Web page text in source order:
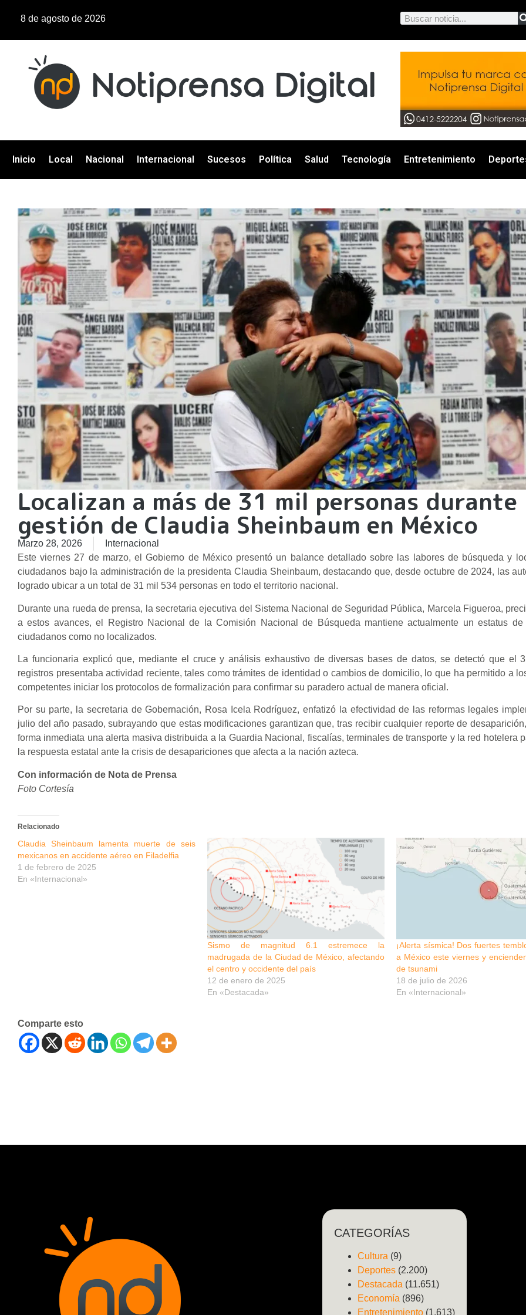
8 de agosto de 2026
Inicio Local Nacional Internacional Sucesos Política Salud Tecnología Entretenimiento
Localizan a más de 31 mil personas durante
gestión de Claudia Sheinbaum en México
Marzo 28, 2026
Internacional
​Este viernes 27 de marzo, el Gobierno de México presentó un balance detallado sobre las labores de búsqueda y
ciudadanos bajo la administración de la presidenta Claudia Sheinbaum, destacando que, desde octubre de 2024, las
logrado ubicar a un total de 31 mil 534 personas en todo el territorio nacional.
Durante una rueda de prensa, la secretaria ejecutiva del Sistema Nacional de Seguridad Pública, Marcela Figueroa,
a estos avances, el Registro Nacional de la Comisión Nacional de Búsqueda mantiene actualmente un estatus
ciudadanos como no localizados.
La funcionaria explicó que, mediante el cruce y análisis exhaustivo de diversas bases de datos, se detectó que el
registros presentaba actividad reciente, tales como trámites de identidad o cambios de domicilio, lo que ha permitido a
competentes iniciar los protocolos de formalización para confirmar su paradero actual de manera oficial.
Por su parte, la secretaria de Gobernación, Rosa Icela Rodríguez, enfatizó la efectividad de las reformas legales
julio del año pasado, subrayando que estas modificaciones garantizan que, tras recibir cualquier reporte de
forma inmediata una alerta masiva distribuida a la Guardia Nacional, fiscalías, terminales de transporte y la red hotelera
la respuesta estatal ante la crisis de desapariciones que afecta a la nación azteca.
Con información de Nota de Prensa
Foto Cortesía
Relacionado
Claudia Sheinbaum lamenta muerte de seis
mexicanos en accidente aéreo en Filadelfia
1 de febrero de 2025
En «Internacional»
Sismo de magnitud 6.1 estremece la
madrugada de la Ciudad de México, afectando
el centro y occidente del país
12 de enero de 2025
En «Destacada»
¡Alerta sísmica! Dos fuertes
a México este viernes y
de tsunami
18 de julio de 2026
En «Internacional»
Comparte esto
CATEGORÍAS
Cultura(9)
Deportes(2.200)
Destacada(11.651)
Economía(896)
Entretenimiento(1.613)